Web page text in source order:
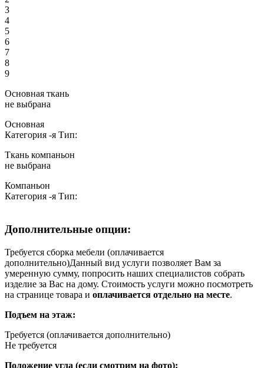
3
4
5
6
7
8
9
Основная ткань
не выбрана
Основная
Категория -я Тип:
Ткань компаньон
не выбрана
Компаньон
Категория -я Тип:
Дополнительные опции:
Требуется сборка мебели (оплачивается
дополнительно)Данный вид услуги позволяет Вам за
умеренную сумму, попросить наших специалистов собрать
изделие за Вас на дому. Стоимость услуги можно посмотреть
на странице товара и оплачивается отдельно на месте.
Подъем на этаж:
Требуется (оплачивается дополнительно)
Не требуется
Положение угла (если смотрим на фото):